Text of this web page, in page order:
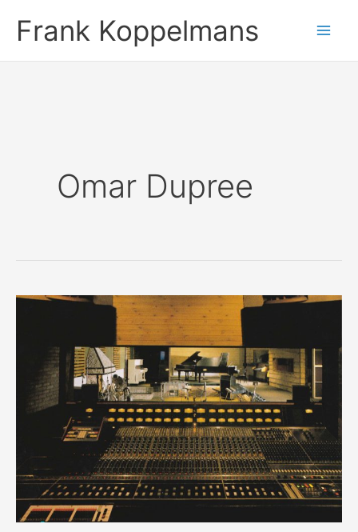
naar
de
Frank Koppelmans
Omar Dupree